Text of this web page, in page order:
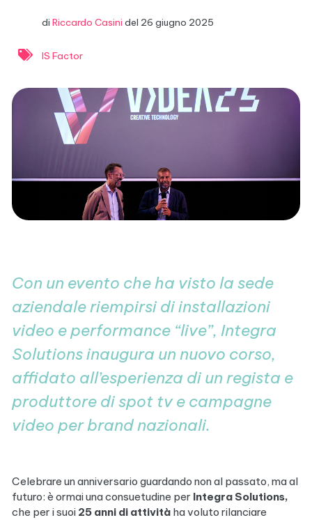
di Riccardo Casini del 26 giugno 2025
IS Factor
Con un evento che ha visto la sede
aziendale riempirsi di installazioni
video e performance “live”, Integra
Solutions inaugura un nuovo corso,
affidato all’esperienza di un regista e
produttore di spot tv e campagne
video per brand nazionali.
Celebrare un anniversario guardando non al passato, ma al
futuro: è ormai una consuetudine per Integra Solutions,
che per i suoi 25 anni di attività ha voluto rilanciare